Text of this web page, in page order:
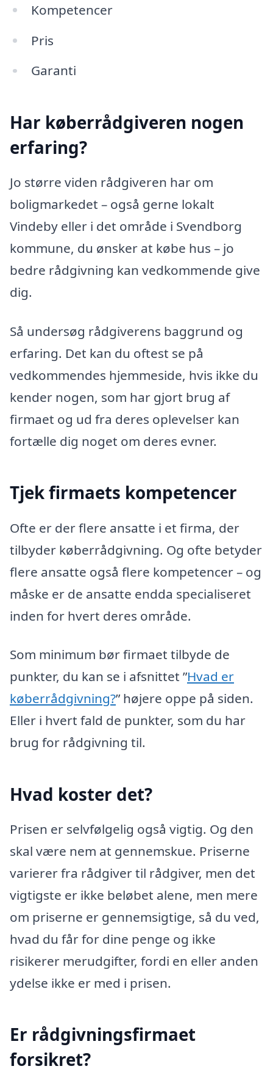
Kompetencer
Pris
Garanti
Har køberrådgiveren nogen
erfaring?
Jo større viden rådgiveren har om
boligmarkedet – også gerne lokalt
Vindeby eller i det område i Svendborg
kommune, du ønsker at købe hus – jo
bedre rådgivning kan vedkommende give
dig.
Så undersøg rådgiverens baggrund og
erfaring. Det kan du oftest se på
vedkommendes hjemmeside, hvis ikke du
kender nogen, som har gjort brug af
firmaet og ud fra deres oplevelser kan
fortælle dig noget om deres evner.
Tjek firmaets kompetencer
Ofte er der flere ansatte i et firma, der
tilbyder køberrådgivning. Og ofte betyder
flere ansatte også flere kompetencer – og
måske er de ansatte endda specialiseret
inden for hvert deres område.
Som minimum bør firmaet tilbyde de
punkter, du kan se i afsnittet ”Hvad er
køberrådgivning?” højere oppe på siden.
Eller i hvert fald de punkter, som du har
brug for rådgivning til.
Hvad koster det?
Prisen er selvfølgelig også vigtig. Og den
skal være nem at gennemskue. Priserne
varierer fra rådgiver til rådgiver, men det
vigtigste er ikke beløbet alene, men mere
om priserne er gennemsigtige, så du ved,
hvad du får for dine penge og ikke
risikerer merudgifter, fordi en eller anden
ydelse ikke er med i prisen.
Er rådgivningsfirmaet
forsikret?